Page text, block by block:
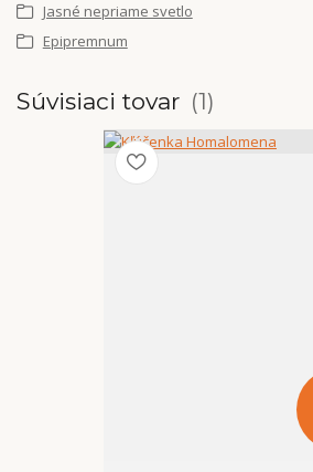
Jasné nepriame svetlo
Epipremnum
Súvisiaci tovar 1